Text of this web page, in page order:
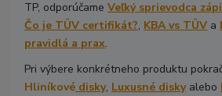
TP, odporúčameVeľký sprievodca
Čo je TÜV certifikát?, KBA vs TÜV a
pravidlá a prax.
Pri výbere konkrétneho produktu
Hliníkové disky, Luxusné diskyalebo